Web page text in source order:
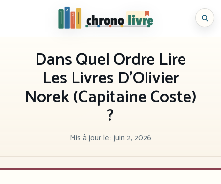
Chronolivre
Dans Quel Ordre Lire
Les Livres D’Olivier
Norek (Capitaine Coste)
?
Mis à jour le :juin 2, 2026